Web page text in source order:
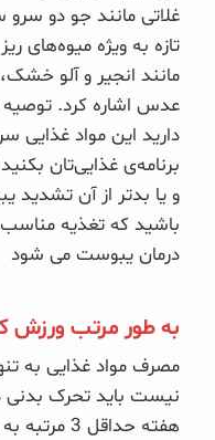
وبلاگ
غلاتی مانند جو دو
تازه به ویژه میوه‌های
مانند انجیر و آلو
عدس اشاره کرد.
دارید این مواد غذایی
برنامه‌ی غذایی‌تان
و یا بدتر از آن
باشید که تغذیه
درمان یبوست می شود
به طور مرتب ورزش
مصرف مواد غذایی به
نیست باید تحرک بدنی